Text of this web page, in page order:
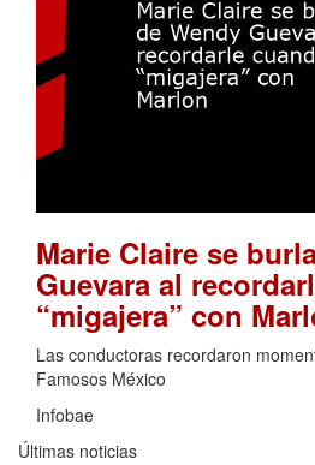
Marie Claire se
Guevara al
“migajera” con
Las conductoras recordaron
Famosos México
Infobae
Últimas noticias